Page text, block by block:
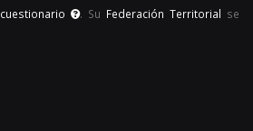
cuestionario . Su Federación Territorial se